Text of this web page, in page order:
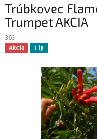
Trúbkovec
Trumpet AKCIA
363
Akcia Tip